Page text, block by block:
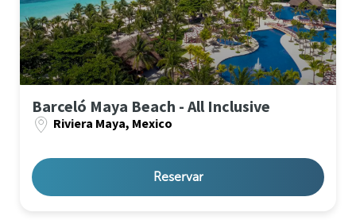
Barceló Maya Beach - All Inclusive
Riviera Maya, Mexico
Reservar